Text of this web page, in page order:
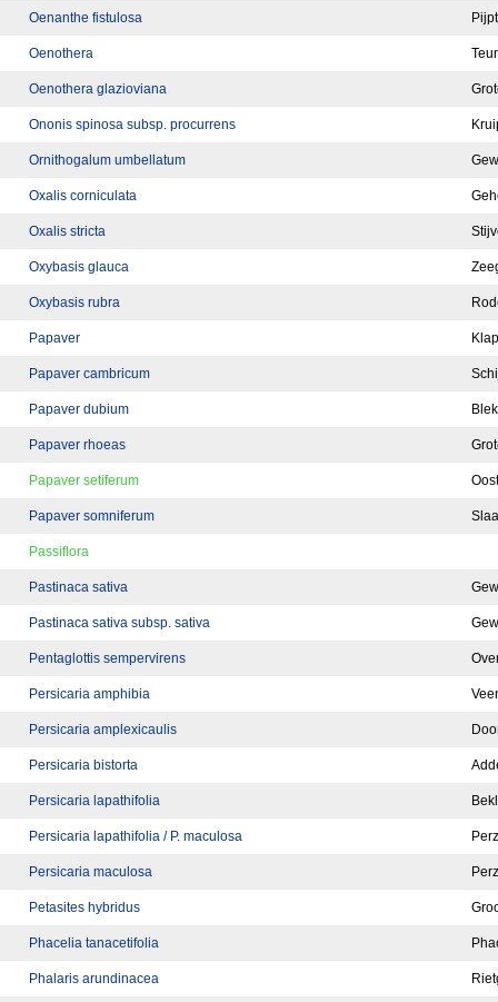
Oenanthe fistulosa
Oenothera
Oenothera glazioviana
Ononis spinosa subsp. procurrens
Ornithogalum umbellatum
Oxalis corniculata
Oxalis stricta
Oxybasis glauca
Oxybasis rubra
Papaver
Papaver cambricum
Papaver dubium
Papaver rhoeas
Papaver setiferum
Papaver somniferum
Passiflora
Pastinaca sativa
Pastinaca sativa subsp. sativa
Pentaglottis sempervirens
Persicaria amphibia
Persicaria amplexicaulis
Persicaria bistorta
Persicaria lapathifolia
Persicaria lapathifolia / P. maculosa
Persicaria maculosa
Petasites hybridus
Phacelia tanacetifolia
Phalaris arundinacea